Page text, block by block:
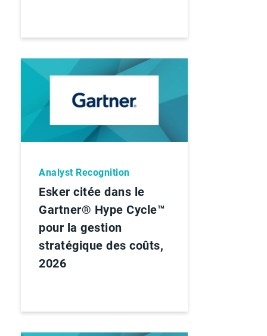
Analyst Recognition
Esker citée dans le
Gartner® Hype Cycle™
pour la gestion
stratégique des coûts,
2026